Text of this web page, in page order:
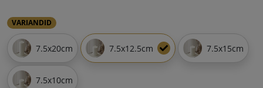
VARIANDID
7.5x20cm 7.5x12.5cm 7.5x15cm
7.5x10cm